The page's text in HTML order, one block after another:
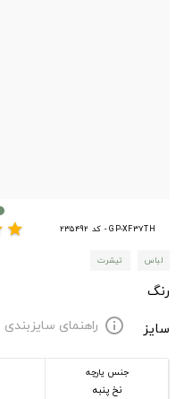
GP-XF37TH - کد 235492 star
لباس تیشرت
رنگ
سایز
info راهنمای سایزبندی
جنس پارچه
نخ پنبه